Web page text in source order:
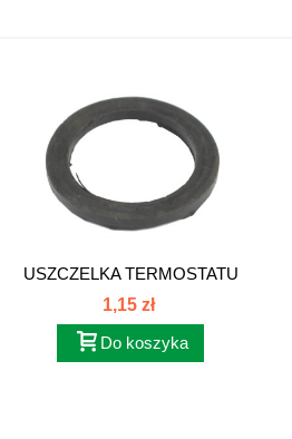
USZCZELKA TERMOSTATU
C-330...
1,15 zł
Do koszyka